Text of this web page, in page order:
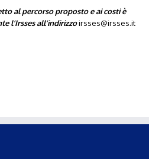
al percorso proposto e ai costi è
l’Irsses all’indirizzoirsses@irsses.it